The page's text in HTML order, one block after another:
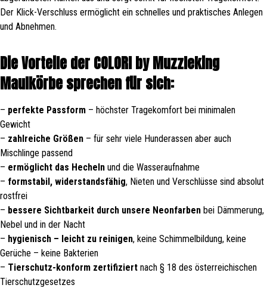
Der Klick-Verschluss ermöglicht ein schnelles und praktisches Anlegen
und Abnehmen.
Die Vorteile der COLORI by Muzzleking
Maulkörbe sprechen für sich:
– perfekte Passform – höchster Tragekomfort bei minimalen
Gewicht
– zahlreiche Größen – für sehr viele Hunderassen aber auch
Mischlinge passend
– ermöglicht das Hecheln und die Wasseraufnahme
– formstabil, widerstandsfähig, Nieten und Verschlüsse sind absolut
rostfrei
– bessere Sichtbarkeit durch unsere Neonfarben bei Dämmerung,
Nebel und in der Nacht
– hygienisch – leicht zu reinigen, keine Schimmelbildung, keine
Gerüche – keine Bakterien
– Tierschutz-konform zertifiziert nach § 18 des österreichischen
Tierschutzgesetzes